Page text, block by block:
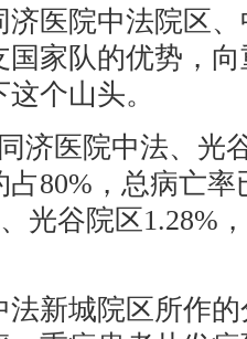
医院中法院区、
家队的优势，
个山头。
医院中法、光
80%，总病亡率
光谷院区1.28%
新城院区所作的